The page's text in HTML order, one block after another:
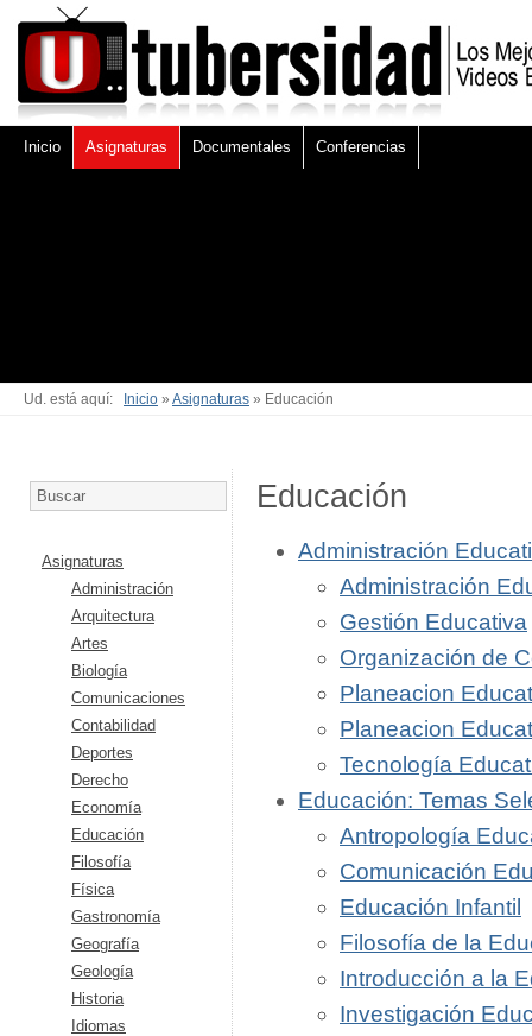
Inicio Asignaturas Documentales Conferencias
Ud. está aquí: Inicio » Asignaturas » Educación
Asignaturas
Administración
Arquitectura
Artes
Biología
Comunicaciones
Contabilidad
Deportes
Derecho
Economía
Educación
Filosofía
Física
Gastronomía
Geografía
Geología
Historia
Idiomas
Educación
Administración
Administración
Gestión Educativa
Organización de
Planeacion
Planeacion
Tecnología
Educación: Temas
Antropología
Comunicación
Educación Infantil
Filosofía de la
Introducción a la
Investigación